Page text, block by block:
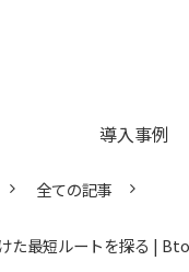
導入事例
全ての記事
た最短ルートを探る |